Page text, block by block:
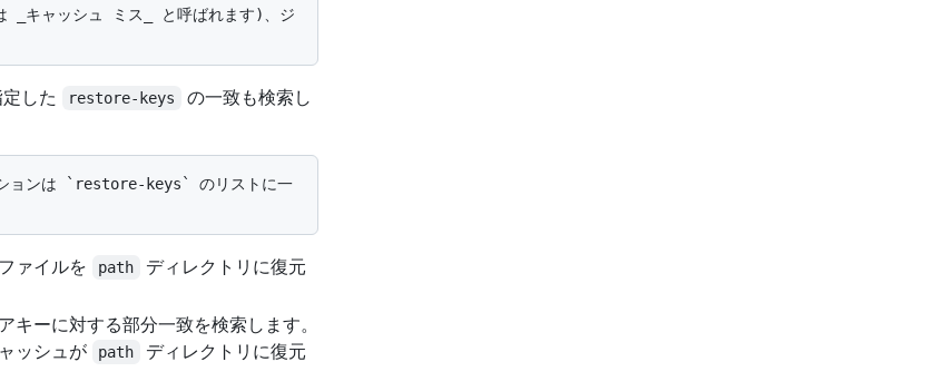
した restore-keys
の一致も検索し
ァイルを path
ディレクトリに復元
ーに対する部分一致を検索します。
ッシュが
path
ディレクトリに復元